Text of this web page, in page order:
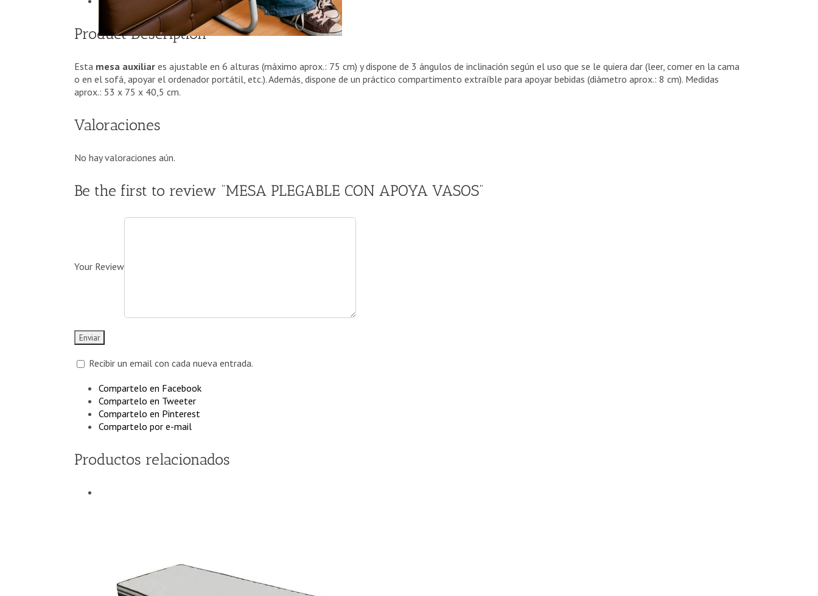
Product Description
Esta mesa auxiliar es ajustable en 6 alturas (máximo aprox.: 75 cm) y dispone de 3 ángulos de inclinación según el uso que se le quiera dar (leer, comer en la cama
o en el sofá, apoyar el ordenador portátil, etc.). Además, dispone de un práctico compartimento extraíble para apoyar bebidas (diámetro aprox.: 8 cm). Medidas
aprox.: 53 x 75 x 40,5 cm.
Valoraciones
No hay valoraciones aún.
Be the first to review “MESA PLEGABLE CON APOYA VASOS”
Your Review
Recibir un email con cada nueva entrada.
Compartelo en Facebook
Compartelo en Tweeter
Compartelo en Pinterest
Compartelo por e-mail
Productos relacionados